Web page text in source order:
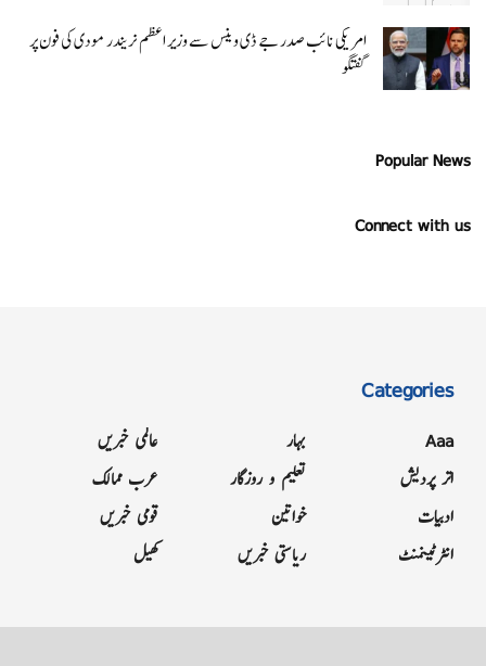
امریکی نائب صدر جے ڈی وینس سے وزیر اعظم نریندر مودی کی فون پر
گفتگو
Popular News
Connect with us
Categories
Aaa
اتر پردیش
ادبیات
انٹرٹینمنٹ
بہار
تعلیم و روزگار
خواتین
ریاستی خبریں
عالمی خبریں
عرب ممالک
قومی خبریں
کھیل